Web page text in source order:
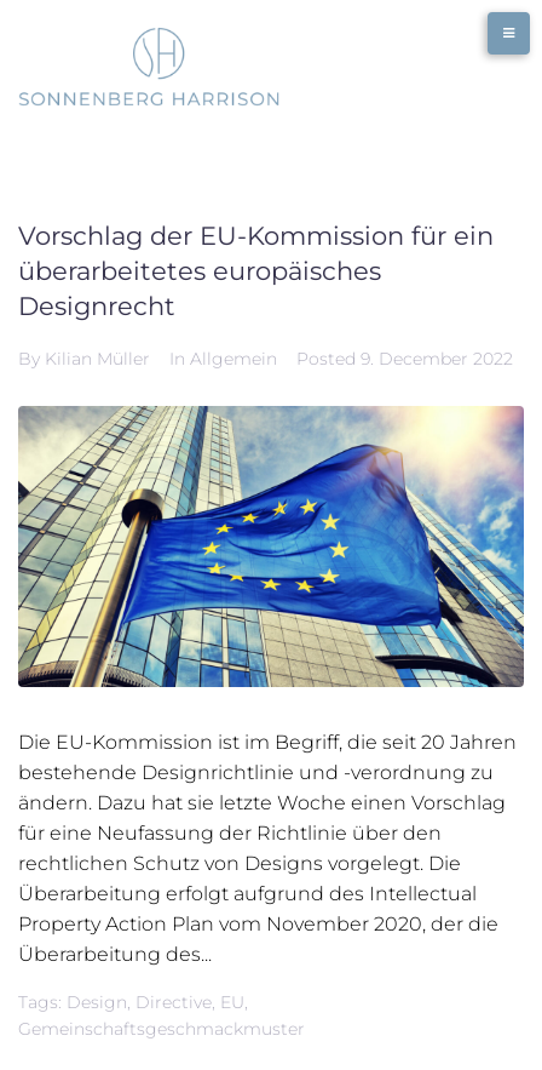
Vorschlag der EU-Kommission für ein
überarbeitetes europäisches
Designrecht
By Kilian Müller In Allgemein Posted 9. December 2022
Die EU-Kommission ist im Begriff, die seit 20 Jahren
bestehende Designrichtlinie und -verordnung zu
ändern. Dazu hat sie letzte Woche einen Vorschlag
für eine Neufassung der Richtlinie über den
rechtlichen Schutz von Designs vorgelegt. Die
Überarbeitung erfolgt aufgrund des Intellectual
Property Action Plan vom November 2020, der die
Überarbeitung des...
Tags: Design, Directive, EU,
Gemeinschaftsgeschmackmuster